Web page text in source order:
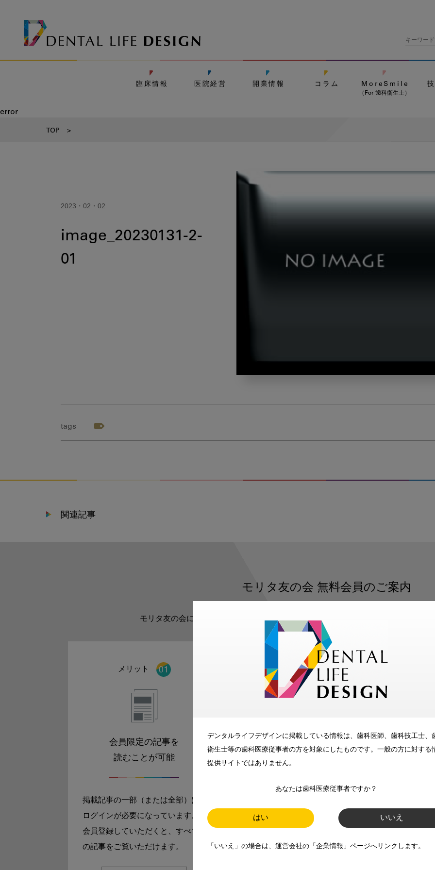
デンタルライフデザインに掲載している情報は、歯科医師、歯科技工士、
衛生士等の歯科医療従事者の方を対象にしたものです。一般の方に対する
提供サイトではありません。
あなたは歯科医療従事者ですか？
はい いいえ
「いいえ」の場合は、運営会社の「企業情報」ページへリンクします。
臨床情報 医院経営 開業情報 コラム MoreSmile
（For 歯科衛生士）
error
TOP >
2023・02・02
image_20230131-2-
01
tags
関連記事
モリタ友の会 無料会員のご案内
モリタ友の会に登録いただくと、デンタルライフデザインをもっと便利にご利用い
メリット
会員限定の記事を
読むことが可能
掲載記事の一部（または全部）は
ログインが必要になっています。
会員登録していただくと、すべて
の記事をご覧いただけます。
メリット
メールマガジンでお届け
師、歯科衛生士、歯科技工士）に
お届けします。